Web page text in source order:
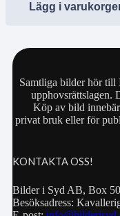
Lägg i
Samtliga bilder hör till
upphovsrättslagen.
Köp av bild
privat bruk eller för
KONTAKTA OSS!
Bilder i Syd AB, Box
Besöksadress: